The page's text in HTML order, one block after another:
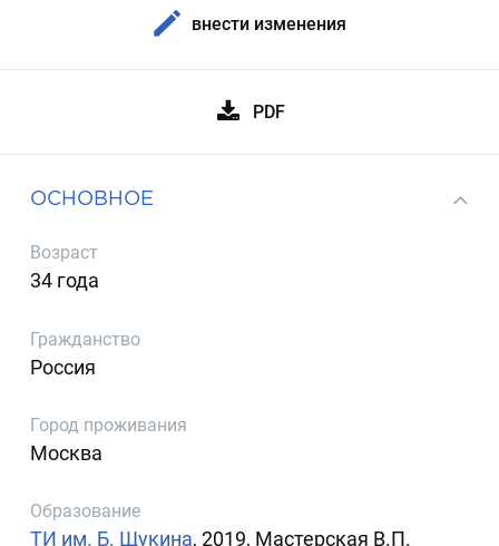
внести изменения
PDF
ОСНОВНОЕ
Возраст
34 года
Гражданство
Россия
Город проживания
Москва
Образование
ТИ им. Б. Щукина, 2019, Мастерская В.П.